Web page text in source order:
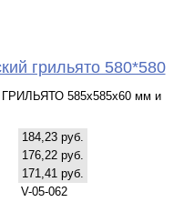
грильято 580*580
ГРИЛЬЯТО 585х585х60 мм и
184,23 руб.
176,22 руб.
171,41 руб.
V-05-062